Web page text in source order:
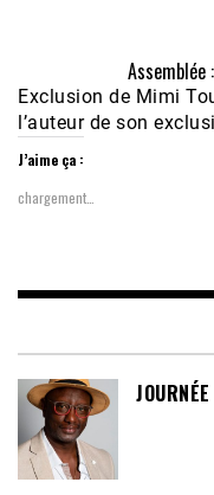
Exclusion de Mimi
l’auteur de son
J’aime ça :
chargement…